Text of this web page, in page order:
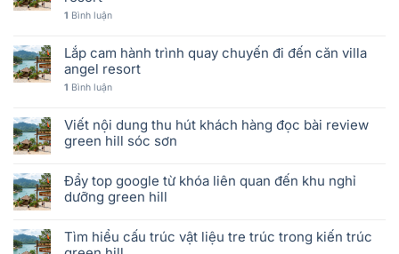
1 Bình luận
Lắp cam hành trình quay chuyến đi đến căn villa
angel resort
1 Bình luận
Viết nội dung thu hút khách hàng đọc bài review
green hill sóc sơn
Đẩy top google từ khóa liên quan đến khu nghỉ
dưỡng green hill
Tìm hiểu cấu trúc vật liệu tre trúc trong kiến trúc